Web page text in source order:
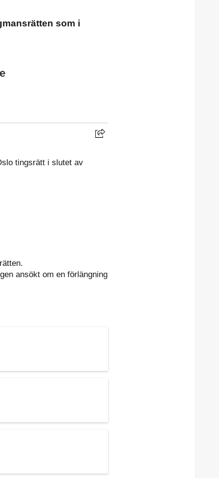
som i
tingsrätt i slutet av
ansökt om en förlängning